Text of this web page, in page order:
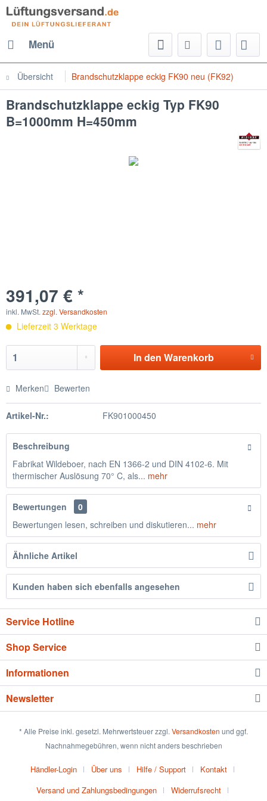
Menü
Übersicht Brandschutzklappe eckig FK90 neu (FK92)
Brandschutzklappe eckig Typ FK90
B=1000mm H=450mm
391,07 € *
inkl. MwSt. zzgl. Versandkosten
Lieferzeit 3 Werktage
In den Warenkorb
Merken Bewerten
Artikel-Nr.: FK901000450
Beschreibung
Fabrikat Wildeboer, nach EN 1366-2 und DIN 4102-6. Mit
thermischer Auslösung 70° C, als... mehr
Bewertungen
0
Bewertungen lesen, schreiben und diskutieren... mehr
Ähnliche Artikel
Kunden haben sich ebenfalls angesehen
Service Hotline
Shop Service
Informationen
Newsletter
* Alle Preise inkl. gesetzl. Mehrwertsteuer zzgl. Versandkosten und ggf.
Nachnahmegebühren, wenn nicht anders beschrieben
Händler-Login Über uns Hilfe / Support
Kontakt
Versand und Zahlungsbedingungen
Widerrufsrecht